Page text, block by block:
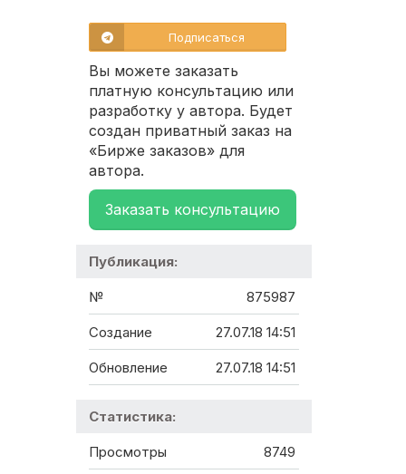
Подписаться
Вы можете заказать
платную консультацию или
разработку у автора. Будет
создан приватный заказ на
«Бирже заказов» для
автора.
Заказать консультацию
Публикация:
№ 875987
Создание 27.07.18 14:51
Обновление 27.07.18 14:51
Статистика:
Просмотры 8749